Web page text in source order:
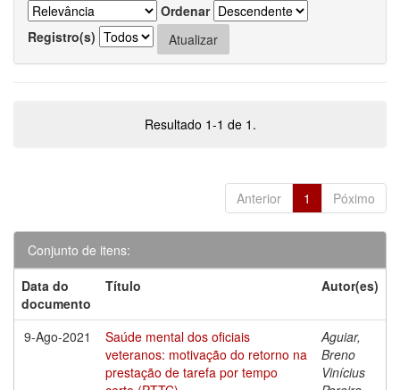
Ordenar
Registro(s)
Resultado 1-1 de 1.
Anterior 1 Póximo
Conjunto de itens:
Data do
documento
Título Autor(es)
9-Ago-2021
Saúde mental dos oficiais
veteranos: motivação do retorno na
prestação de tarefa por tempo
Aguiar,
Breno
Vinícius